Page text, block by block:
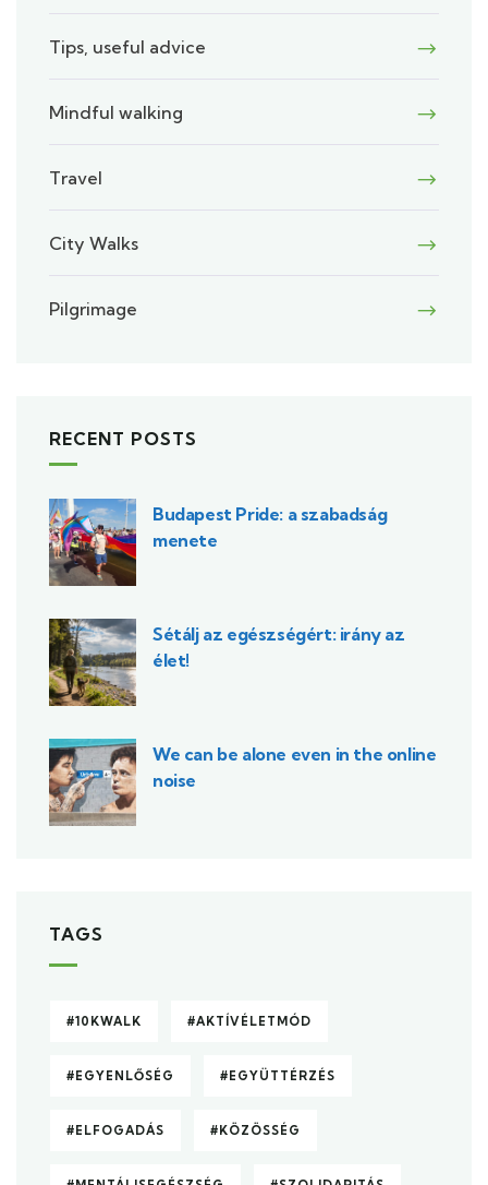
Tips, useful advice
Mindful walking
Travel
City Walks
Pilgrimage
RECENT POSTS
Budapest Pride: a szabadság
menete
Sétálj az egészségért: irány az
élet!
We can be alone even in the online
noise
TAGS
#10KWALK #AKTÍVÉLETMÓD
#EGYENLŐSÉG #EGYÜTTÉRZÉS
#ELFOGADÁS #KÖZÖSSÉG